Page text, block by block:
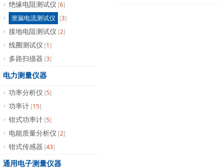
绝缘电阻测试仪 [6]
泄漏电流测试仪 [3]
接地电阻测试仪 [2]
线圈测试仪 [1]
多路扫描器 [3]
电力测量仪器
功率分析仪 [5]
功率计 [15]
钳式功率计 [5]
电能质量分析仪 [2]
钳式传感器 [43]
通用电子测量仪器